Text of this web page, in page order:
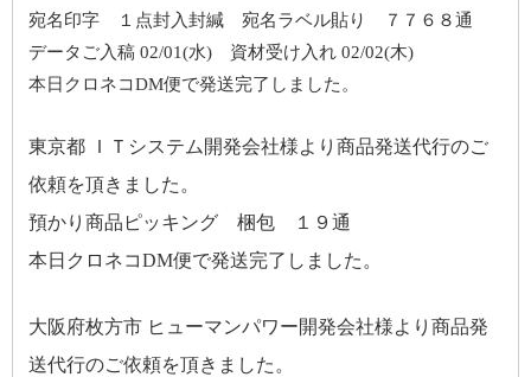
宛名印字 １点封入封緘 宛名ラベル貼り ７７６８通
データご入稿 02/01(水) 資材受け入れ 02/02(木)
本日クロネコDM便で発送完了しました。
東京都 ＩＴシステム開発会社様より商品発送代行のご
依頼を頂きました。
預かり商品ピッキング 梱包 １９通
本日クロネコDM便で発送完了しました。
大阪府枚方市 ヒューマンパワー開発会社様より商品発
送代行のご依頼を頂きました。